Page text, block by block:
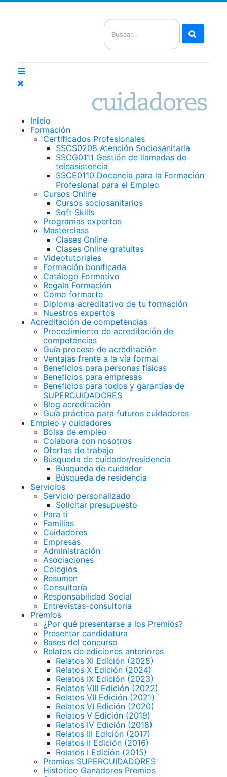
Inicio
Formación
Certificados Profesionales
SSCS0208 Atención Sociosanitaria
SSCG0111 Gestión de llamadas de
teleasistencia
SSCE0110 Docencia para la Formación
Profesional para el Empleo
Cursos Online
Cursos sociosanitarios
Soft Skills
Programas expertos
Masterclass
Clases Online
Clases Online gratuitas
Videotutoriales
Formación bonificada
Catálogo Formativo
Regala Formación
Cómo formarte
Diploma acreditativo de tu formación
Nuestros expertos
Acreditación de competencias
Procedimiento de acreditación de
competencias
Guía proceso de acreditación
Ventajas frente a la vía formal
Beneficios para personas físicas
Beneficios para empresas
Beneficios para todos y garantías de
SUPERCUIDADORES
Blog acreditación
Guía práctica para futuros cuidadores
Empleo y cuidadores
Bolsa de empleo
Colabora con nosotros
Ofertas de trabajo
Búsqueda de cuidador/residencia
Búsqueda de cuidador
Búsqueda de residencia
Servicios
Servicio personalizado
Solicitar presupuesto
Para ti
Familias
Cuidadores
Empresas
Administración
Asociaciones
Colegios
Resumen
Consultoría
Responsabilidad Social
Entrevistas-consultoria
Premios
¿Por qué presentarse a los Premios?
Presentar candidatura
Bases del concurso
Relatos de ediciones anteriores
Relatos XI Edición (2025)
Relatos X Edición (2024)
Relatos IX Edición (2023)
Relatos VIII Edición (2022)
Relatos VII Edición (2021)
Relatos VI Edición (2020)
Relatos V Edición (2019)
Relatos IV Edición (2018)
Relatos III Edición (2017)
Relatos II Edición (2016)
Relatos I Edición (2015)
Premios SUPERCUIDADORES
Histórico Ganadores Premios